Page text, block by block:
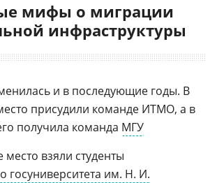
мифы о миграции
инфраструктуры
и в последующие годы. В
присудили команде ИТМО, а в
получила команда МГУ
место взяли студенты
госуниверситета им. Н. И.